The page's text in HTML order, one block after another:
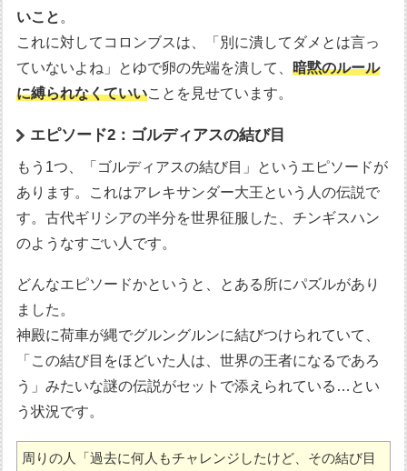
いこと 。
これに対してコロンブスは、「別に潰してダメとは言っ
ていないよね」とゆで卵の先端を潰して、暗黙のルール
に縛られなくていいことを見せています。
エピソード2：ゴルディアスの結び目
もう1つ、「ゴルディアスの結び目」というエピソードが
あります。これはアレキサンダー大王という人の伝説で
す。古代ギリシアの半分を世界征服した、チンギスハン
のようなすごい人です。
どんなエピソードかというと、とある所にパズルがあり
ました。
神殿に荷車が縄でグルングルンに結びつけられていて、
「この結び目をほどいた人は、世界の王者になるであろ
う」みたいな謎の伝説がセットで添えられている…とい
う状況です。
周りの人「過去に何人もチャレンジしたけど、その結び目